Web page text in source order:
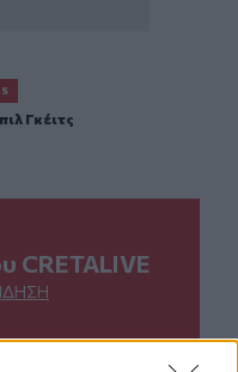
Γκέιτς
CRETALIVE